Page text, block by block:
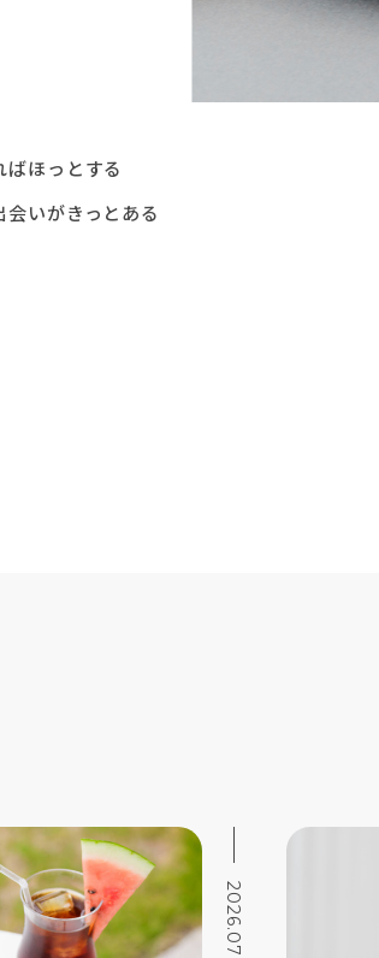
ばほっとする
会いがきっとある
2026.07